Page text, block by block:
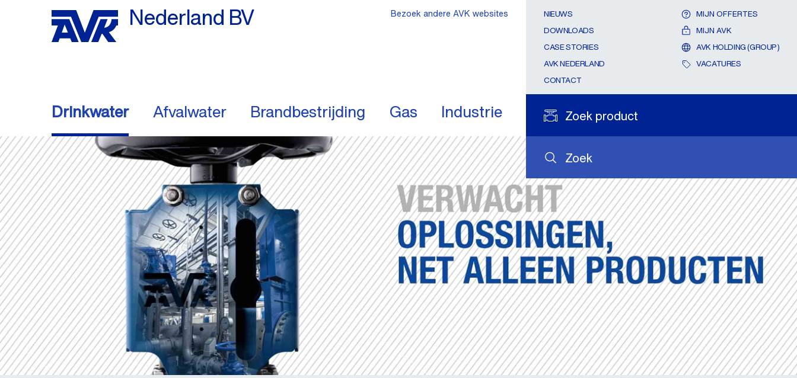
Nederland BV
Drinkwater Afvalwater Brandbestrijding Gas Industrie
Zoek
Zoek product
NIEUWS
DOWNLOADS
CASE STORIES
AVK NEDERLAND
CONTACT
MIJN OFFERTES
MIJN AVK
AVK HOLDING (GROUP)
VACATURES
Bezoek andere AVK websites